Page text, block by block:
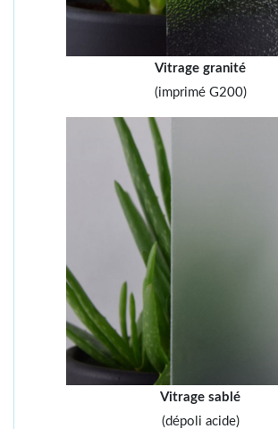
Vitrage granité
(imprimé G200)
Vitrage sablé
(dépoli acide)